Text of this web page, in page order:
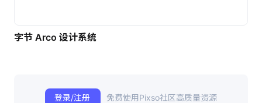
字节 Arco 设计系统
登录/注册 免费使用Pixso社区高质量资源